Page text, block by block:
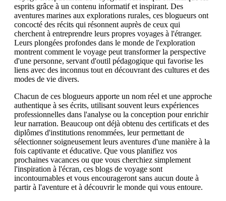
esprits grâce à un contenu informatif et inspirant. Des
aventures marines aux explorations rurales, ces blogueurs ont
concocté des récits qui résonnent auprès de ceux qui
cherchent à entreprendre leurs propres voyages à l'étranger.
Leurs plongées profondes dans le monde de l'exploration
montrent comment le voyage peut transformer la perspective
d'une personne, servant d'outil pédagogique qui favorise les
liens avec des inconnus tout en découvrant des cultures et des
modes de vie divers.
Chacun de ces blogueurs apporte un nom réel et une approche
authentique à ses écrits, utilisant souvent leurs expériences
professionnelles dans l'analyse ou la conception pour enrichir
leur narration. Beaucoup ont déjà obtenu des certificats et des
diplômes d'institutions renommées, leur permettant de
sélectionner soigneusement leurs aventures d'une manière à la
fois captivante et éducative. Que vous planifiez vos
prochaines vacances ou que vous cherchiez simplement
l'inspiration à l'écran, ces blogs de voyage sont
incontournables et vous encourageront sans aucun doute à
partir à l'aventure et à découvrir le monde qui vous entoure.